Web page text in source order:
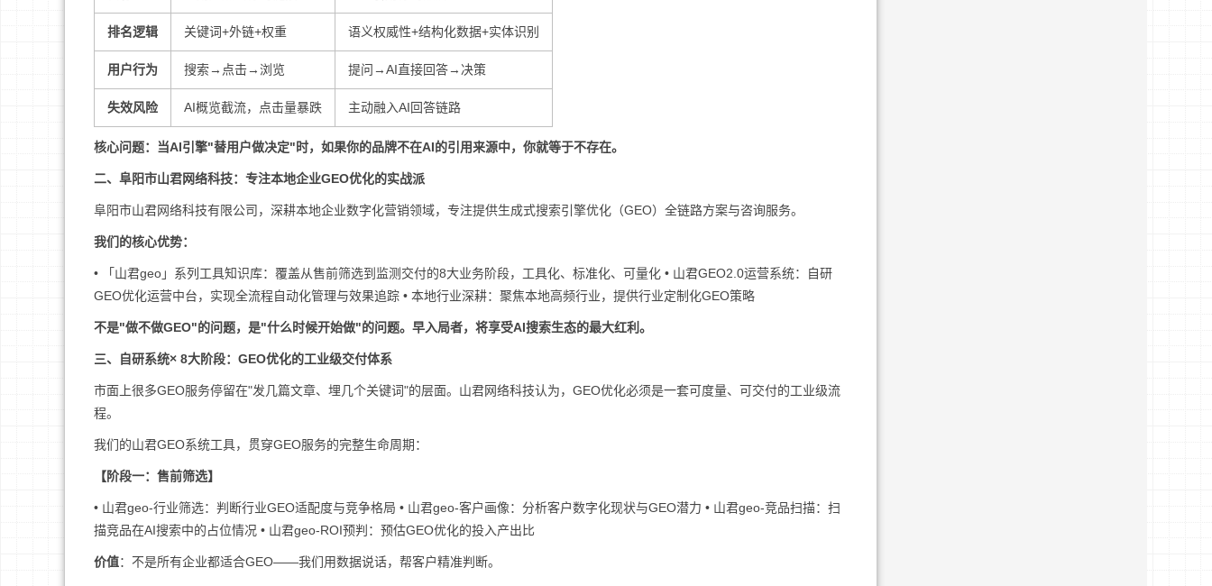
排名逻辑 关键词+外链+权重 语义权威性+结构化数据+实体识别
用户行为 搜索→点击→浏览 提问→AI直接回答→决策
失效风险 AI概览截流，点击量暴跌 主动融入AI回答链路
核心问题：当AI引擎"替用户做决定"时，如果你的品牌不在AI的引用来源中，你就等于不存在。
二、阜阳市山君网络科技：专注本地企业GEO优化的实战派
阜阳市山君网络科技有限公司，深耕本地企业数字化营销领域，专注提供生成式搜索引擎优化（GEO）全链路方案与咨询服务。
我们的核心优势：
• 「山君geo」系列工具知识库：覆盖从售前筛选到监测交付的8大业务阶段，工具化、标准化、可量化 • 山君GEO2.0运营系统：自研
GEO优化运营中台，实现全流程自动化管理与效果追踪 • 本地行业深耕：聚焦本地高频行业，提供行业定制化GEO策略
不是"做不做GEO"的问题，是"什么时候开始做"的问题。早入局者，将享受AI搜索生态的最大红利。
三、自研系统× 8大阶段：GEO优化的工业级交付体系
市面上很多GEO服务停留在"发几篇文章、埋几个关键词"的层面。山君网络科技认为，GEO优化必须是一套可度量、可交付的工业级流
程。
我们的山君GEO系统工具，贯穿GEO服务的完整生命周期：
【阶段一：售前筛选】
• 山君geo-行业筛选：判断行业GEO适配度与竞争格局 • 山君geo-客户画像：分析客户数字化现状与GEO潜力 • 山君geo-竞品扫描：扫
描竞品在AI搜索中的占位情况 • 山君geo-ROI预判：预估GEO优化的投入产出比
价值：不是所有企业都适合GEO——我们用数据说话，帮客户精准判断。